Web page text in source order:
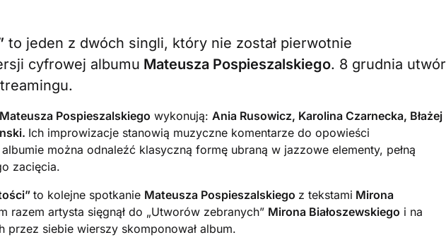
to jeden z dwóch singli, który nie został pierwotnie
cyfrowej albumu Mateusza Pospieszalskiego. 8 grudnia utwór
Mateusza Pospieszalskiego wykonują: Ania Rusowicz, Karolina Czarnecka, Błażej
Ich improwizacje stanowią muzyczne komentarze do opowieści
albumie można odnaleźć klasyczną formę ubraną w jazzowe elementy, pełną
zacięcia.
to kolejne spotkanie Mateusza Pospieszalskiego z tekstami Mirona
razem artysta sięgnął do „Utworów zebranych” Mirona Białoszewskiego i na
przez siebie wierszy skomponował album.